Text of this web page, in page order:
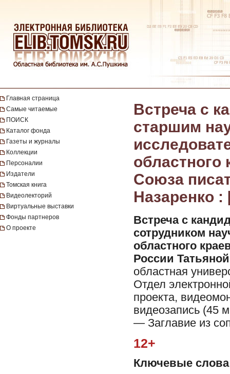
Главная страница
Самые читаемые
ПОИСК
Каталог фонда
Газеты и журналы
Коллекции
Персоналии
Издатели
Томская книга
Видеолекторий
Виртуальные выставки
Фонды партнеров
О проекте
Встреча с
старшим
областного
Союза
Назаренко :
Встреча с
сотрудником
областного
России
областная
Отдел
проекта,
видеозапись (45
— Заглавие из
12+
Ключевые слова